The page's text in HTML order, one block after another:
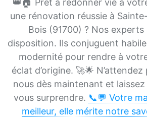
une rénovation réussie à
Bois (91700) ? Nos
disposition. Ils conjuguent
modernité pour rendre à
éclat d’origine. 🚀🌟
nous dès maintenant et
vous surprendre. 📞💬 Votre
meilleur, elle mérite notre